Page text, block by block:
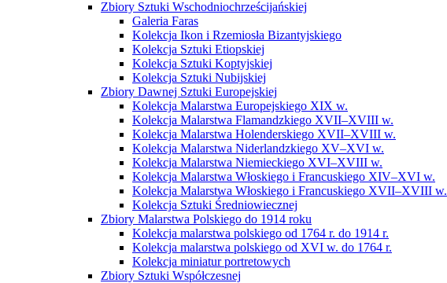
Zbiory Sztuki Wschodniochrześcijańskiej
Galeria Faras
Kolekcja Ikon i Rzemiosła Bizantyjskiego
Kolekcja Sztuki Etiopskiej
Kolekcja Sztuki Koptyjskiej
Kolekcja Sztuki Nubijskiej
Zbiory Dawnej Sztuki Europejskiej
Kolekcja Malarstwa Europejskiego XIX w.
Kolekcja Malarstwa Flamandzkiego XVII–XVIII w.
Kolekcja Malarstwa Holenderskiego XVII–XVIII w.
Kolekcja Malarstwa Niderlandzkiego XV–XVI w.
Kolekcja Malarstwa Niemieckiego XVI–XVIII w.
Kolekcja Malarstwa Włoskiego i Francuskiego XIV–XVI w.
Kolekcja Malarstwa Włoskiego i Francuskiego XVII–XVIII w.
Kolekcja Sztuki Średniowiecznej
Zbiory Malarstwa Polskiego do 1914 roku
Kolekcja malarstwa polskiego od 1764 r. do 1914 r.
Kolekcja malarstwa polskiego od XVI w. do 1764 r.
Kolekcja miniatur portretowych
Zbiory Sztuki Współczesnej